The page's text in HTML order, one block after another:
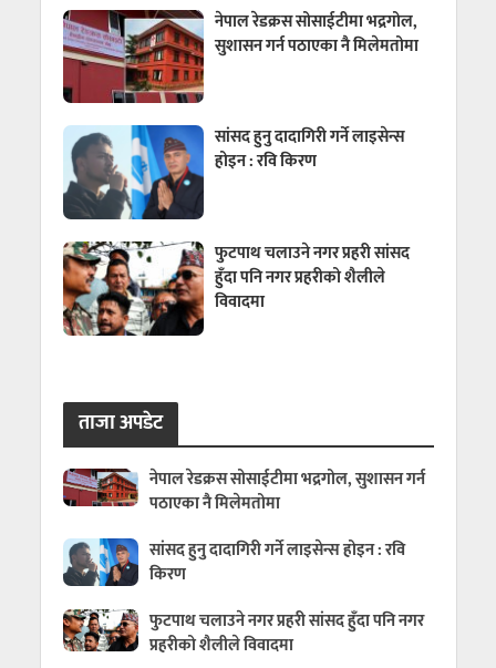
नेपाल रेडक्रस सोसाईटीमा भद्रगोल,
सुशासन गर्न पठाएका नै मिलेमतोमा
सांसद हुनु दादागिरी गर्ने लाइसेन्स
होइन : रवि किरण
फुटपाथ चलाउने नगर प्रहरी सांसद
हुँदा पनि नगर प्रहरीको शैलीले
विवादमा
ताजा अपडेट
नेपाल रेडक्रस सोसाईटीमा भद्रगोल, सुशासन गर्न
पठाएका नै मिलेमतोमा
सांसद हुनु दादागिरी गर्ने लाइसेन्स होइन : रवि
किरण
फुटपाथ चलाउने नगर प्रहरी सांसद हुँदा पनि नगर
प्रहरीको शैलीले विवादमा